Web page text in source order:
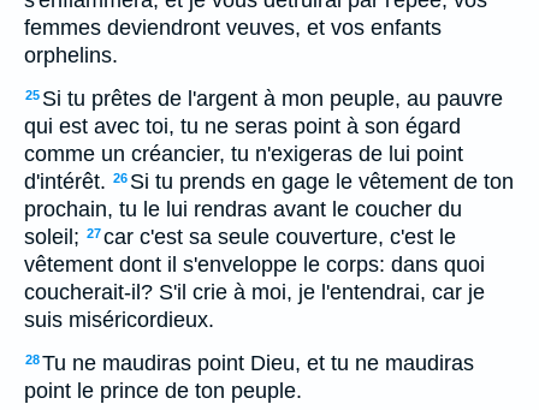
femmes deviendront veuves, et vos enfants
orphelins.
25 Si tu prêtes de l'argent à mon peuple, au pauvre
qui est avec toi, tu ne seras point à son égard
comme un créancier, tu n'exigeras de lui point
d'intérêt. 26 Si tu prends en gage le vêtement de ton
prochain, tu le lui rendras avant le coucher du
soleil; 27car c'est sa seule couverture, c'est le
vêtement dont il s'enveloppe le corps: dans quoi
coucherait-il? S'il crie à moi, je l'entendrai, car je
suis miséricordieux.
28Tu ne maudiras point Dieu, et tu ne maudiras
point le prince de ton peuple.